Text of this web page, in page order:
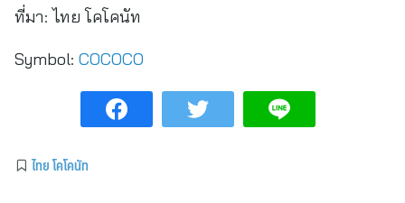
ที่มา: ไทย โคโคนัท
Symbol: COCOCO
ไทย โคโคนัท